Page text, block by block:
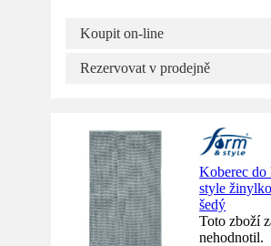
Koupit on-line
Rezervovat v prodejně
Koberec
style
šedý
Toto zboží
nehodnotil.